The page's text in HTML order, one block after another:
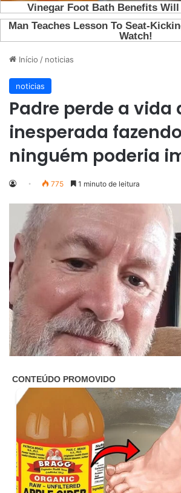
Início / noticias
noticias
Padre perde a vida
inesperada
ninguém poderia
775 1 minuto de leitura